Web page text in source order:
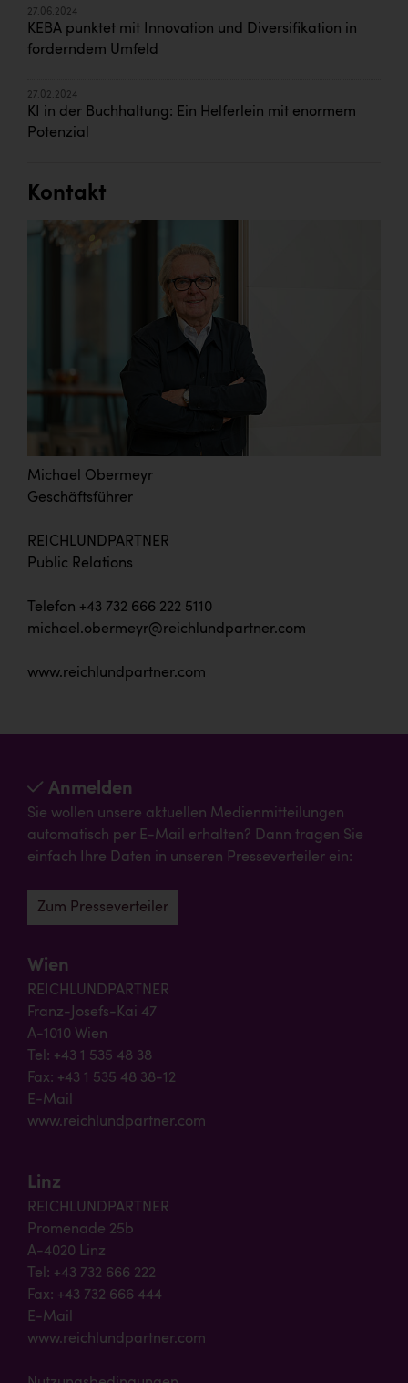
27.06.2024
KEBA punktet mit Innovation und Diversifikation in
forderndem Umfeld
27.02.2024
KI in der Buchhaltung: Ein Helferlein mit enormem
Potenzial
Kontakt
Michael Obermeyr
Geschäftsführer
REICHLUNDPARTNER
Public Relations
Telefon +43 732 666 222 5110
michael.obermeyr@reichlundpartner.com
www.reichlundpartner.com
Anmelden
Sie wollen unsere aktuellen Medienmitteilungen
automatisch per E-Mail erhalten? Dann tragen Sie
einfach Ihre Daten in unseren Presseverteiler ein:
Zum Presseverteiler
Wien
REICHLUNDPARTNER
Franz-Josefs-Kai 47
A-1010 Wien
Tel: +43 1 535 48 38
Fax: +43 1 535 48 38-12
E-Mail
www.reichlundpartner.com
Linz
REICHLUNDPARTNER
Promenade 25b
A-4020 Linz
Tel: +43 732 666 222
Fax: +43 732 666 444
E-Mail
www.reichlundpartner.com